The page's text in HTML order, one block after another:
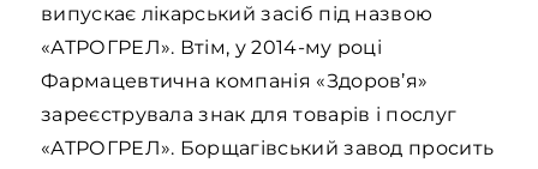
випускає лікарський засіб під назвою
«АТРОГРЕЛ». Втім, у 2014-му році
Фармацевтична компанія «Здоров’я»
зареєструвала знак для товарів і послуг
«АТРОГРЕЛ». Борщагівський завод просить